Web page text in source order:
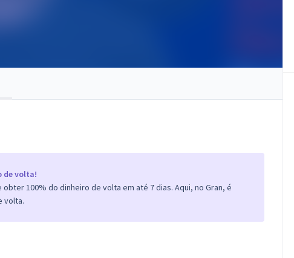
de volta!
100% do dinheiro de volta em até 7 dias. Aqui, no Gran, é
volta.